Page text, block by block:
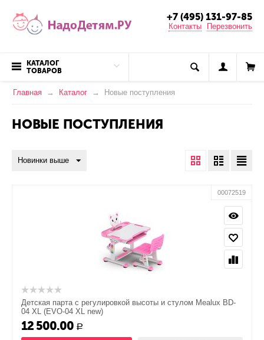
+7 (495) 131-97-85
Контакты Перезвонить
КАТАЛОГ
ТОВАРОВ
Главная Каталог Новые поступления
НОВЫЕ ПОСТУПЛЕНИЯ
Новинки выше
00072519
Детская парта с регулировкой высоты и стулом Mealux BD-
04 XL (EVO-04 XL new)
12 500.00 Р